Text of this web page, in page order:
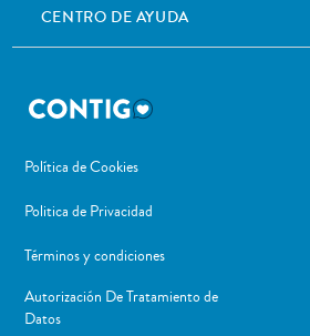
CENTRO DE AYUDA
Política de Cookies
Politica de Privacidad
Términos y condiciones
Autorización De Tratamiento de
Datos